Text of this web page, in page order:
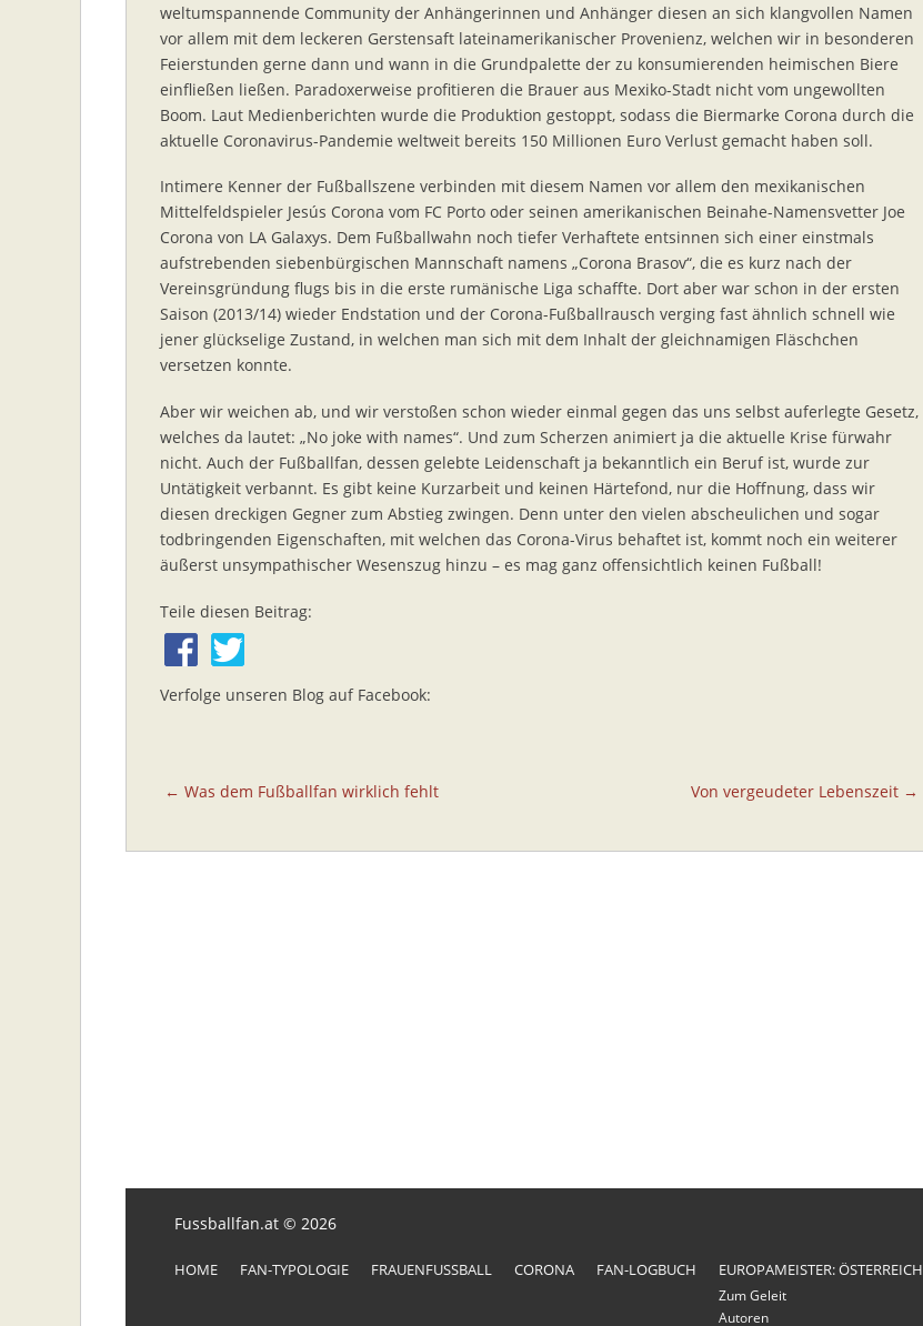
weltumspannende Community der Anhängerinnen und Anhänger diesen an sich klangvollen Namen
vor allem mit dem leckeren Gerstensaft lateinamerikanischer Provenienz, welchen wir in besonderen
Feierstunden gerne dann und wann in die Grundpalette der zu konsumierenden heimischen Biere
einfließen ließen. Paradoxerweise profitieren die Brauer aus Mexiko-Stadt nicht vom ungewollten
Boom. Laut Medienberichten wurde die Produktion gestoppt, sodass die Biermarke Corona durch die
aktuelle Coronavirus-Pandemie weltweit bereits 150 Millionen Euro Verlust gemacht haben soll.
Intimere Kenner der Fußballszene verbinden mit diesem Namen vor allem den mexikanischen
Mittelfeldspieler Jesús Corona vom FC Porto oder seinen amerikanischen Beinahe-Namensvetter Joe
Corona von LA Galaxys. Dem Fußballwahn noch tiefer Verhaftete entsinnen sich einer einstmals
aufstrebenden siebenbürgischen Mannschaft namens „Corona Brasov“, die es kurz nach der
Vereinsgründung flugs bis in die erste rumänische Liga schaffte. Dort aber war schon in der ersten
Saison (2013/14) wieder Endstation und der Corona-Fußballrausch verging fast ähnlich schnell wie
jener glückselige Zustand, in welchen man sich mit dem Inhalt der gleichnamigen Fläschchen
versetzen konnte.
Aber wir weichen ab, und wir verstoßen schon wieder einmal gegen das uns selbst auferlegte Gesetz,
welches da lautet: „No joke with names“. Und zum Scherzen animiert ja die aktuelle Krise fürwahr
nicht. Auch der Fußballfan, dessen gelebte Leidenschaft ja bekanntlich ein Beruf ist, wurde zur
Untätigkeit verbannt. Es gibt keine Kurzarbeit und keinen Härtefond, nur die Hoffnung, dass wir
diesen dreckigen Gegner zum Abstieg zwingen. Denn unter den vielen abscheulichen und sogar
todbringenden Eigenschaften, mit welchen das Corona-Virus behaftet ist, kommt noch ein weiterer
äußerst unsympathischer Wesenszug hinzu – es mag ganz offensichtlich keinen Fußball!
Teile diesen Beitrag:
Verfolge unseren Blog auf Facebook:
Beitragsnavigation
← Was dem Fußballfan wirklich fehlt Von vergeudeter Lebenszeit →
Fussballfan.at © 2026
HOME FAN-TYPOLOGIE FRAUENFUSSBALL CORONA FAN-LOGBUCH EUROPAMEISTER: ÖSTERREICH
Zum Geleit
Autoren